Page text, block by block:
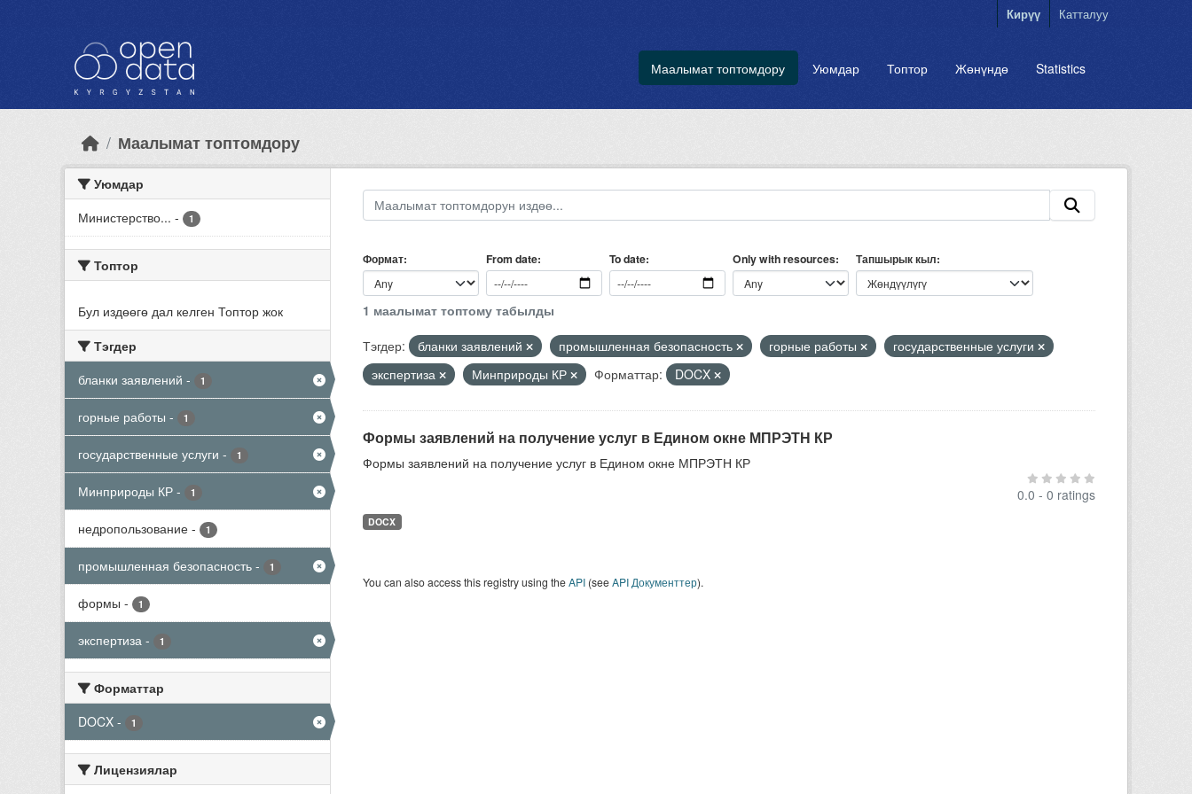
Кирүү Катталуу
Маалымат топтомдору Уюмдар Топтор Жөнүндө Statistics
Маалымат топтомдору
Уюмдар
Министерство... - 1
Топтор
Бул издөөгө дал келген Топтор жок
Тэгдер
бланки заявлений - 1
горные работы - 1
государственные услуги - 1
Минприроды КР - 1
недропользование - 1
промышленная безопасность - 1
формы - 1
экспертиза - 1
Форматтар
DOCX - 1
Лицензиялар
Формат From date To date Only with resources Тапшырык кыл
1 маалымат топтому табылды
Тэгдер:
бланки заявлений промышленная безопасность горные работы
государственные услуги
экспертиза
Минприроды КР Форматтар: DOCX
Формы заявлений на получение услуг в Едином окне МПРЭТН КР
Формы заявлений на получение услуг в Едином окне МПРЭТН КР
0.0 - 0 ratings
DOCX
You can also access this registry using theAPI(seeAPI Документтер).